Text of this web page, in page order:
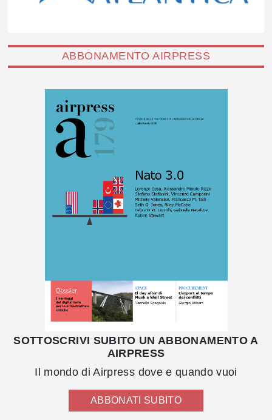
ABBONAMENTO AIRPRESS
SOTTOSCRIVI SUBITO UN ABBONAMENTO A
AIRPRESS
Il mondo di Airpress dove e quando vuoi
ABBONATI SUBITO